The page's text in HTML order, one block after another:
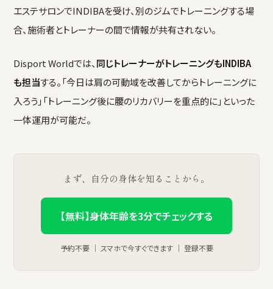
エステサロンでINDIBAを受け、別のジムでトレーニングする場
合、施術者とトレーナーの間で情報が共有されない。
Disport Worldでは、 同じトレーナーがトレーニングもINDIBA
も担当する。「今日は肩の可動域を改善してからトレーニングに
入ろう」「トレーニング後に腰のリカバリーを重点的に」といった
一体運用が可能だ。
まず、自分の身体を知ることから。
【無料】身体年齢を3分でチェックする
予約不要 ｜ スマホで今すぐできます ｜ 登録不要